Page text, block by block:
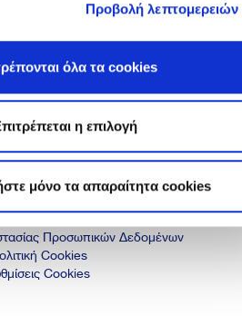
Προβολή λεπτομερειών
όλα τα cookies
η επιλογή
μόνο τα απαραίτητα cookies
περισσότερα
All rights reserved.
Προσωπικών Δεδομένων
Cookies
Cookies